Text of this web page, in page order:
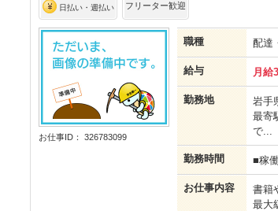
日払い・週払い フリーター歓迎
お仕事ID： 326783099
職種 配達
給与 月給
勤務地
岩手
最寄
で...
勤務時間 ■稼
お仕事内容
書籍
最大